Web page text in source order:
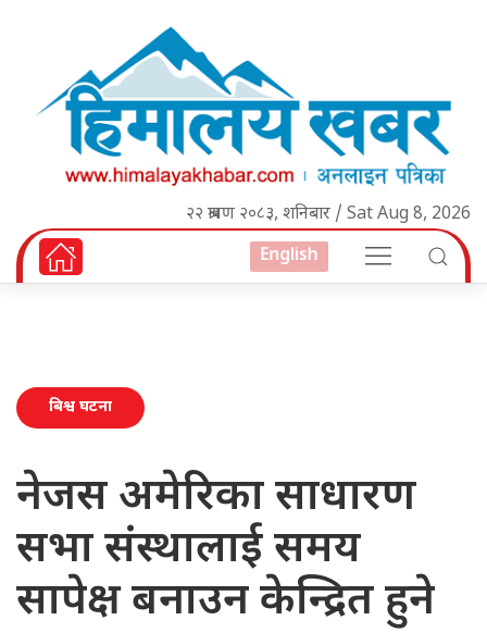
२२ श्रावण २०८३, शनिबार / Sat Aug 8, 2026
English
बिश्व घटना
नेजस अमेरिका साधारण
सभा संस्थालाई समय
सापेक्ष बनाउन केन्द्रित हुने